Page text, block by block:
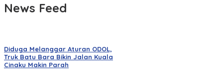
News Feed
Diduga Melanggar Aturan ODOL,
Truk Batu Bara Bikin Jalan Kuala
Cinaku Makin Parah